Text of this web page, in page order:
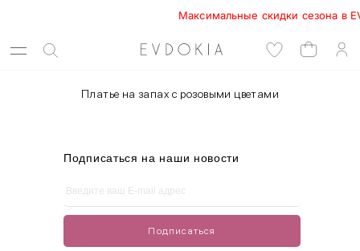
Максимальные скидки сезона в
Платье на запах с розовыми цветами
Подписаться на наши новости
Подписаться